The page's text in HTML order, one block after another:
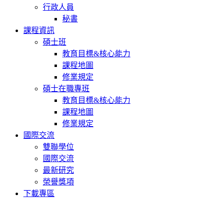
行政人員
秘書
課程資訊
碩士班
教育目標&核心能力
課程地圖
修業規定
碩士在職專班
教育目標&核心能力
課程地圖
修業規定
國際交流
雙聯學位
國際交流
最新研究
榮譽獎項
下載專區